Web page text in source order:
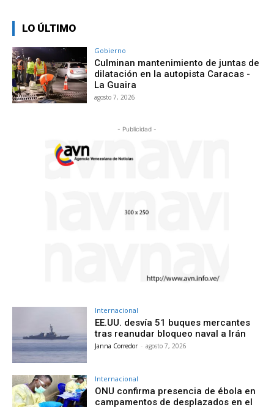
LO ÚLTIMO
Gobierno
Culminan mantenimiento de juntas de
dilatación en la autopista Caracas -
La Guaira
agosto 7, 2026
- Publicidad -
Internacional
EE.UU. desvía 51 buques mercantes
tras reanudar bloqueo naval a Irán
Janna Corredor - agosto 7, 2026
Internacional
ONU confirma presencia de ébola en
campamentos de desplazados en el